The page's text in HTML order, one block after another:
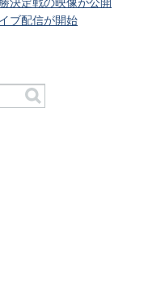
ブ配信が開始